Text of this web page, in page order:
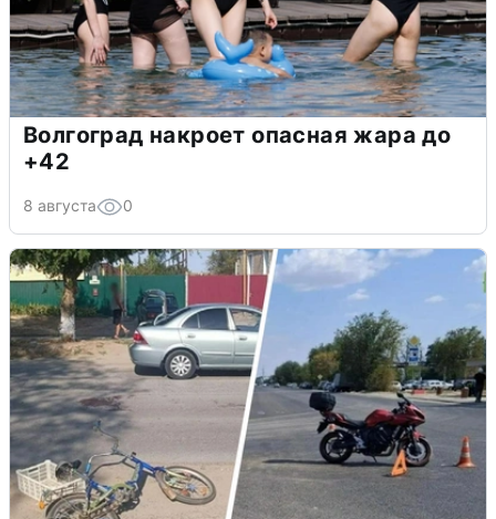
Волгоград накроет опасная жара до
+42
8 августа 0